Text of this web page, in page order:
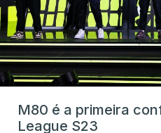
M80 é a primeira
League S23